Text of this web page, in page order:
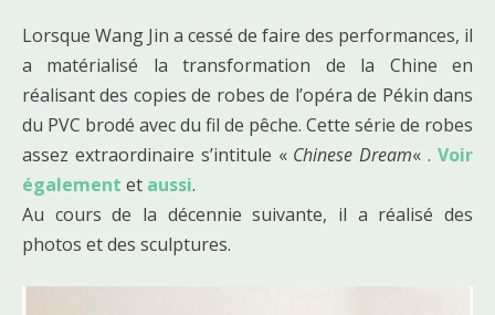
Lorsque Wang Jin a cessé de faire des performances, il
a matérialisé la transformation de la Chine en
réalisant des copies de robes de l’opéra de Pékin dans
du PVC brodé avec du fil de pêche. Cette série de robes
assez extraordinaire s’intitule « Chinese Dream« .Voir
également et aussi.
Au cours de la décennie suivante, il a réalisé des
photos et des sculptures.